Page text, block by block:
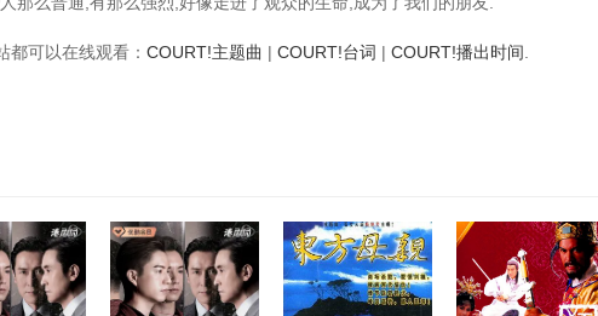
可以在线观看： COURT!主题曲 | COURT!台词 | COURT!播出时间